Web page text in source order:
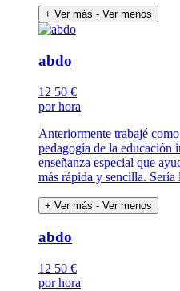
+ Ver más - Ver menos
abdo
12 50 €
por hora
Anteriormente trabajé
pedagogía de la
enseñanza especial que
más rápida y sencilla.
+ Ver más - Ver menos
abdo
12 50 €
por hora